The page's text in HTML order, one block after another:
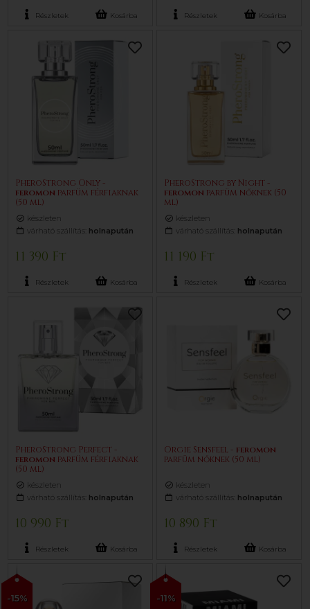
Részletek Kosárba Részletek Kosárba
PheroStrong Only -
feromon parfüm férfiaknak
(50 ml)
készleten
várható szállítás: holnapután
11 390 Ft
Részletek Kosárba
PheroStrong by Night -
feromon parfüm nőknek (50
ml)
készleten
várható szállítás: holnapután
11 190 Ft
Részletek Kosárba
PheroStrong Perfect -
feromon parfüm férfiaknak
(50 ml)
készleten
várható szállítás: holnapután
10 990 Ft
Részletek Kosárba
Orgie Sensfeel - feromon
parfüm nőknek (50 ml)
készleten
várható szállítás: holnapután
10 890 Ft
Részletek Kosárba
-15% -11%